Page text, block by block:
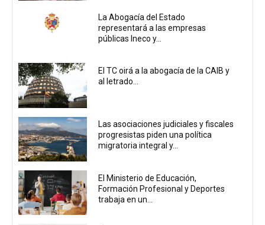
La Abogacía del Estado
representará a las empresas
públicas Ineco y...
El TC oirá a la abogacía de la CAIB y
al letrado...
Las asociaciones judiciales y fiscales
progresistas piden una política
migratoria integral y...
El Ministerio de Educación,
Formación Profesional y Deportes
trabaja en un...